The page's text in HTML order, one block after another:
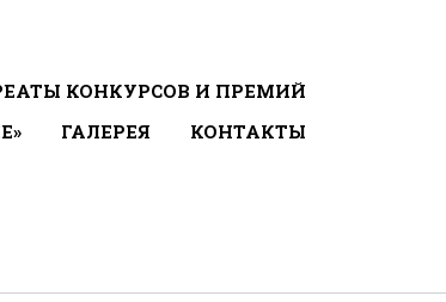
КОНКУРСОВ И ПРЕМИЙ
ГАЛЕРЕЯ КОНТАКТЫ